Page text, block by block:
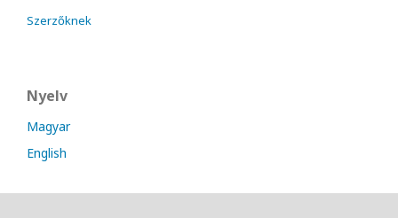
Szerzőknek
Nyelv
Magyar
English